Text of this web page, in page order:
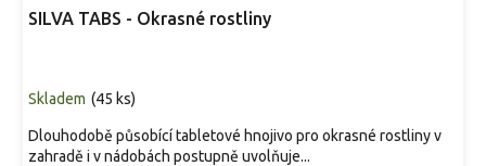
SILVA TABS - Okrasné rostliny
Skladem (45 ks)
Dlouhodobě působící tabletové hnojivo pro okrasné rostliny v
zahradě i v nádobách postupně uvolňuje...